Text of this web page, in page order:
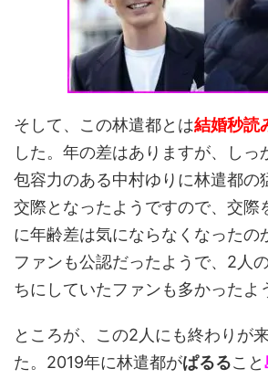
そして、この林遣都とは結婚秒読
した。年の差はありますが、しっ
包容力のある中村ゆりに林遣都の
交際となったようですので、交際
に年齢差は気にならなくなったの
ファンも公認だったようで、2人
ちにしていたファンも多かったよ
ところが、この2人にも終わりが
た。2019年に林遣都がぱるること